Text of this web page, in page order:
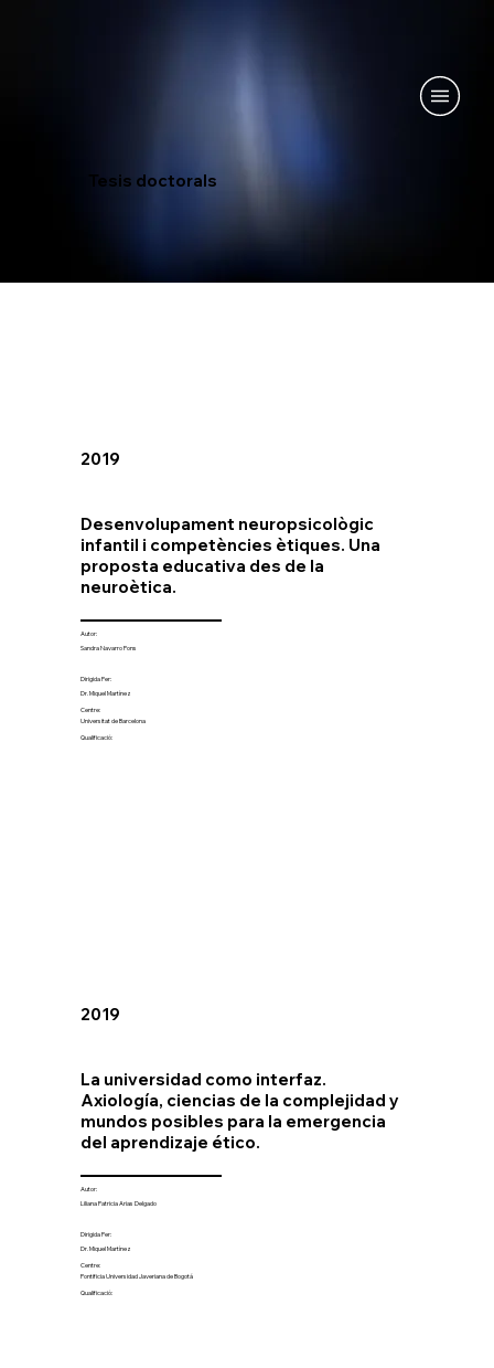
Tesis doctorals
2019
Desenvolupament neuropsicològic
infantil i competències ètiques. Una
proposta educativa des de la
neuroètica.
Autor:
Sandra Navarro Pons
Dirigida Per:
Dr. Miquel Martínez
Centre:
Universitat de Barcelona
Qualificació:
2019
La universidad como interfaz.
Axiología, ciencias de la complejidad y
mundos posibles para la emergencia
del aprendizaje ético.
Autor:
Liliana Patricia Arias Delgado
Dirigida Per:
Dr. Miquel Martínez
Centre:
Pontificia Universidad Javeriana de Bogotá
Qualificació: